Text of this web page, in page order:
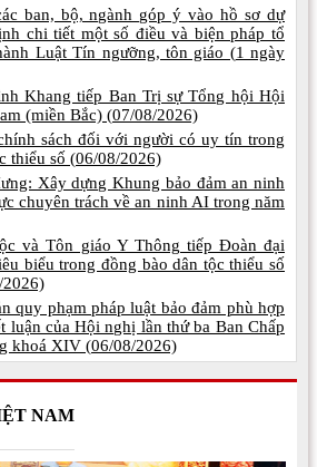
ban, bộ, ngành góp ý vào hồ sơ dự
chi tiết một số điều và biện pháp tổ
Luật Tín ngưỡng, tôn giáo (1 ngày
Khang tiếp Ban Trị sự Tổng hội Hội
(miền Bắc) (07/08/2026)
sách đối với người có uy tín trong
thiểu số (06/08/2026)
Xây dựng Khung bảo đảm an ninh
chuyên trách về an ninh AI trong năm
và Tôn giáo Y Thông tiếp Đoàn đại
biểu trong đồng bào dân tộc thiểu số
quy phạm pháp luật bảo đảm phù hợp
luận của Hội nghị lần thứ ba Ban Chấp
khoá XIV (06/08/2026)
NAM